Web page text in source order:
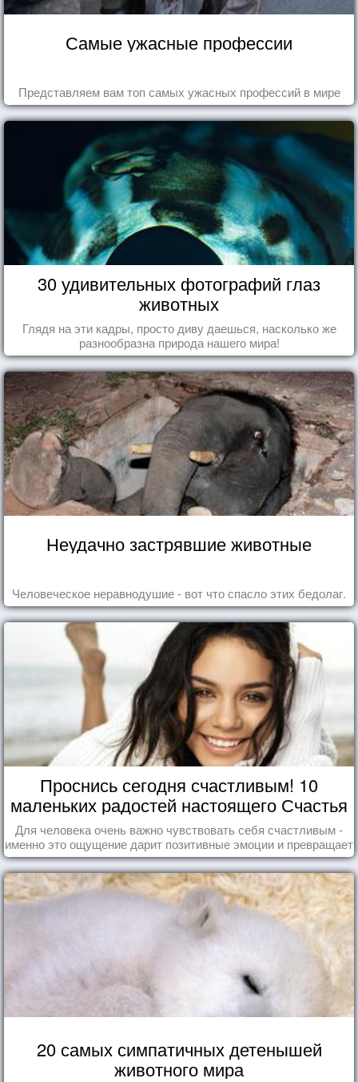
Самые ужасные профессии
Представляем вам топ самых ужасных профессий в мире
30 удивительных фотографий глаз
животных
Глядя на эти кадры, просто диву даешься, насколько же
разнообразна природа нашего мира!
Неудачно застрявшие животные
Человеческое неравнодушие - вот что спасло этих бедолаг.
Проснись сегодня счастливым! 10
маленьких радостей настоящего Счастья
Для человека очень важно чувствовать себя счастливым -
именно это ощущение дарит позитивные эмоции и превращает
каждый день в маленький праздник.
20 самых симпатичных детенышей
животного мира